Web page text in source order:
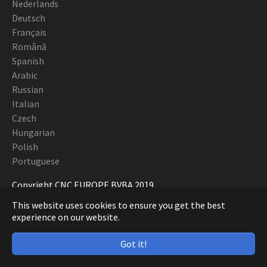
This website uses cookies to ensure you get the best
experience on our website.
Got it!
Nederlands
Deutsch
Français
Română
Spanish
Arabic
Russian
Italian
Czech
Hungarian
Polish
Portuguese
Copyright CNC EUROPE BVBA 2019